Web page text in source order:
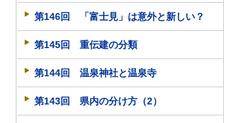
第146回 「富士見」は意外と新しい？
第145回 重伝建の分類
第144回 温泉神社と温泉寺
第143回 県内の分け方（2）